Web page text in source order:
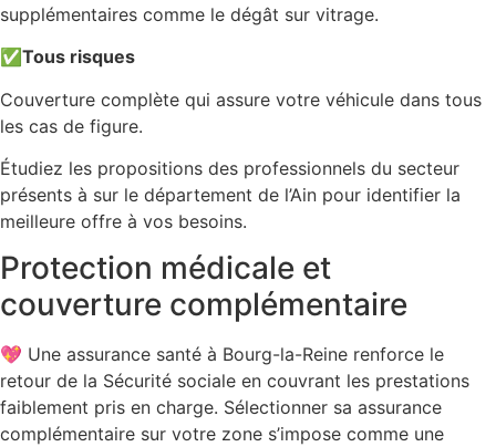
supplémentaires comme le dégât sur vitrage.
✅Tous risques
Couverture complète qui assure votre véhicule dans tous
les cas de figure.
Étudiez les propositions des professionnels du secteur
présents à sur le département de l’Ain pour identifier la
meilleure offre à vos besoins.
Protection médicale et
couverture complémentaire
💖 Une assurance santé à Bourg-la-Reine renforce le
retour de la Sécurité sociale en couvrant les prestations
faiblement pris en charge. Sélectionner sa assurance
complémentaire sur votre zone s’impose comme une